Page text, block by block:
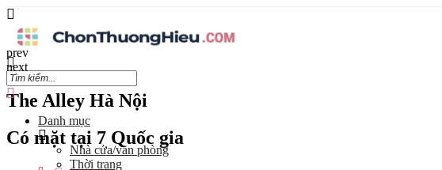
Danh mục
Nhà cửa/văn phòng
Thời trang
prev
next
The Alley Hà Nội
Có mặt tại 7 Quốc gia